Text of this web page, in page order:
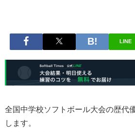
LINE
全国中学校ソフトボール大会の歴代
します。